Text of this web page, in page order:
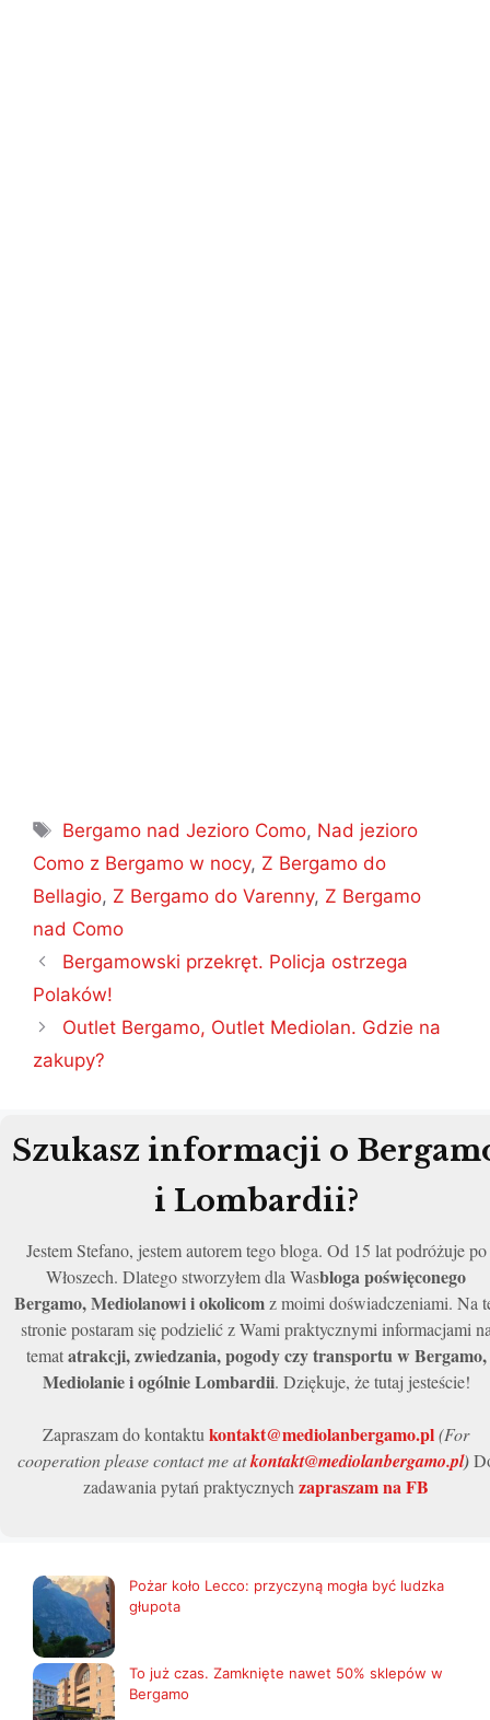
Tagi
Bergamo nad Jezioro Como, Nad jezioro
Como z Bergamo w nocy, Z Bergamo do
Bellagio, Z Bergamo do Varenny, Z Bergamo
nad Como
Nawigacja
wpisu
Bergamowski przekręt. Policja ostrzega
Polaków!
Outlet Bergamo, Outlet Mediolan. Gdzie na
zakupy?
Szukasz informacji o
i Lombardii?
Jestem Stefano, jestem autorem tego bloga. Od 15 lat podróżuje po
Włoszech. Dlatego stworzyłem dla Wasbloga poświęconego
Bergamo, Mediolanowi i okolicomz moimi doświadczeniami. Na
stronie postaram się podzielić z Wami praktycznymi informacjami
tematatrakcji, zwiedzania, pogody czy transportu w Bergamo,
Mediolanie i ogólnie Lombardii. Dziękuje, że tutaj jesteście!
Zapraszam do kontaktu kontakt@mediolanbergamo.pl(For
cooperation please contact me atkontakt@mediolanbergamo.pl)
zadawania pytań praktycznych zapraszam na FB
Pożar koło Lecco: przyczyną mogła być ludzka
głupota
To już czas. Zamknięte nawet 50% sklepów w
Bergamo